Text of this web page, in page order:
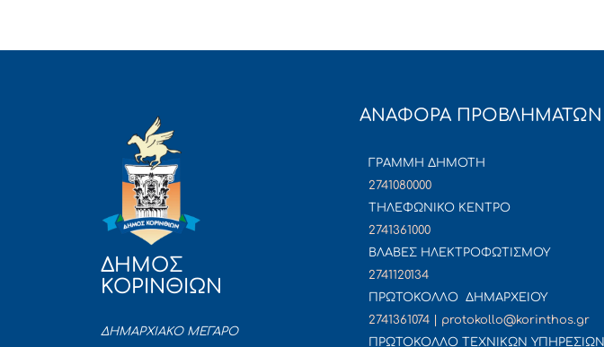
ΔΗΜΟΣ
ΚΟΡΙΝΘΙΩΝ
ΔΗΜΑΡΧΙΑΚΟ ΜΕΓΑΡΟ
ΑΝΑΦΟΡΑ ΠΡΟΒΛΗΜΑΤΩΝ
ΓΡΑΜΜΗ ΔΗΜΟΤΗ
2741080000
ΤΗΛΕΦΩΝΙΚΟ ΚΕΝΤΡΟ
2741361000
ΒΛΑΒΕΣ ΗΛΕΚΤΡΟΦΩΤΙΣΜΟΥ
2741120134
ΠΡΩΤΟΚΟΛΛΟ ΔΗΜΑΡΧΕΙΟΥ
2741361074 | protokollo@korinthos.gr
ΠΡΩΤΟΚΟΛΛΟ ΤΕΧΝΙΚΩΝ ΥΠΗΡΕΣΙΩΝ